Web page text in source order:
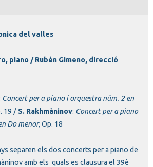
piano /Rubén Gimeno, direcció
Concert per a piano i orquestra núm. 2 en
19 / S. Rakhmàninov: Concert per a piano
Do menor, Op. 18
separen els dos concerts per a piano de
amb els quals es clausura el 39è